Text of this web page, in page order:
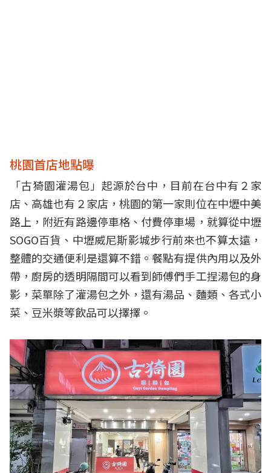
桃園首店地點曝
「古猗園灌湯包」起源於台中，目前在台中有２家
店、高雄也有２家店，桃園的第一家則位在中壢中美
路上，附近有路邊停車格、付費停車場，就算從中壢
SOGO百貨、中壢威尼斯影城步行前來也不算太遠，
整體的交通便利是還算不錯。餐點有提供內用以及外
帶，廚房的透明隔間可以看到師傅們手工捏湯包的身
影，菜單除了灌湯包之外，還有湯品、麵類、各式小
菜、豆米漿等飲品可以擇擇。